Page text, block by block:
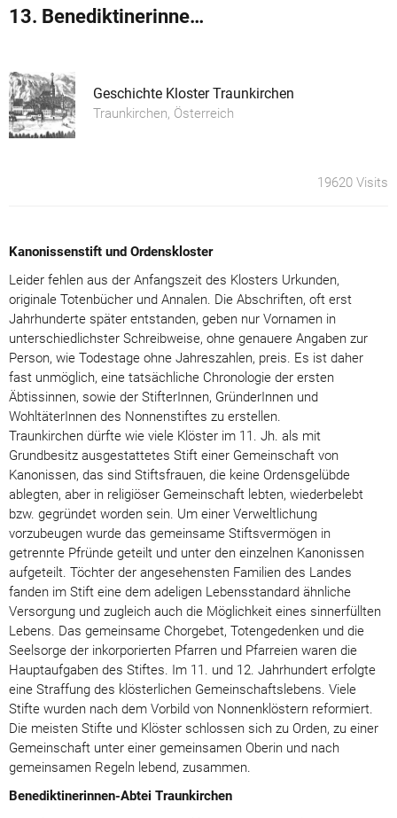
13. Benediktinerinnen in Traunkirchen
Geschichte Kloster Traunkirchen
Traunkirchen, Österreich
19620 Visits
Kanonissenstift und Ordenskloster
Leider fehlen aus der Anfangszeit des Klosters Urkunden,
originale Totenbücher und Annalen. Die Abschriften, oft erst
Jahrhunderte später entstanden, geben nur Vornamen in
unterschiedlichster Schreibweise, ohne genauere Angaben zur
Person, wie Todestage ohne Jahreszahlen, preis. Es ist daher
fast unmöglich, eine tatsächliche Chronologie der ersten
Äbtissinnen, sowie der StifterInnen, GründerInnen und
WohltäterInnen des Nonnenstiftes zu erstellen.
Traunkirchen dürfte wie viele Klöster im 11. Jh. als mit
Grundbesitz ausgestattetes Stift einer Gemeinschaft von
Kanonissen, das sind Stiftsfrauen, die keine Ordensgelübde
ablegten, aber in religiöser Gemeinschaft lebten, wiederbelebt
bzw. gegründet worden sein. Um einer Verweltlichung
vorzubeugen wurde das gemeinsame Stiftsvermögen in
getrennte Pfründe geteilt und unter den einzelnen Kanonissen
aufgeteilt. Töchter der angesehensten Familien des Landes
fanden im Stift eine dem adeligen Lebensstandard ähnliche
Versorgung und zugleich auch die Möglichkeit eines sinnerfüllten
Lebens. Das gemeinsame Chorgebet, Totengedenken und die
Seelsorge der inkorporierten Pfarren und Pfarreien waren die
Hauptaufgaben des Stiftes. Im 11. und 12. Jahrhundert erfolgte
eine Straffung des klösterlichen Gemeinschaftslebens. Viele
Stifte wurden nach dem Vorbild von Nonnenklöstern reformiert.
Die meisten Stifte und Klöster schlossen sich zu Orden, zu einer
Gemeinschaft unter einer gemeinsamen Oberin und nach
gemeinsamen Regeln lebend, zusammen.
Benediktinerinnen-Abtei Traunkirchen